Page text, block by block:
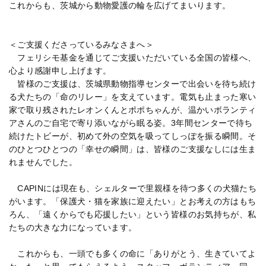
これからも、茨城から動物愛護の輪を広げてまいります。
＜ご支援くださっているみなさまへ＞
フェリシモ基金を通じてご支援いただいている全国の皆様へ、
心より感謝申し上げます。
皆様のご支援は、茨城県動物指導センターで出会いを待ち続け
る犬たちの「命のリレー」を支えています。電気も止まった寒い
家で取り残されたレオンくんとポポちゃんが、温かいボランティ
アさんのご自宅で寄り添いながら眠る姿。3年間センターで待ち
続けたトビーが、初めて外の空気を吸ってしっぽを振る瞬間。そ
のひとつひとつの「幸せの瞬間」は、皆様のご支援なしには生ま
れませんでした。
CAPINには現在も、シェルターで里親様を待つ多くの犬猫たち
がいます。「保護犬・猫を家族に迎えたい」とお考えの方はもち
ろん、「遠くからでも応援したい」という皆様のお気持ちが、私
たちの大きな力になっています。
これからも、一頭でも多くの命に「ありがとう、生きていてよ